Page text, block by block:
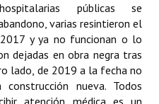
públicas se
varias resintieron el
y ya no funcionan o lo
dejadas en obra negra tras
lado, de 2019 a la fecha no
nueva. Todos
atención médica es un